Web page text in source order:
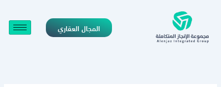
المجال العقاري